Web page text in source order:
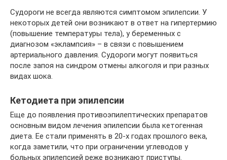
Судороги не всегда являются симптомом эпилепсии. У
некоторых детей они возникают в ответ на гипертермию
(повышение температуры тела), у беременных с
диагнозом «эклампсия» – в связи с повышением
артериального давления. Судороги могут появиться
после запоя на синдром отмены алкоголя и при разных
видах шока.
Кетодиета при эпилепсии
Еще до появления противоэпилептических препаратов
основным видом лечения эпилепсии была кетогенная
диета. Ее стали применять в 20-х годах прошлого века,
когда заметили, что при ограничении углеводов у
больных эпилепсией реже возникают приступы.